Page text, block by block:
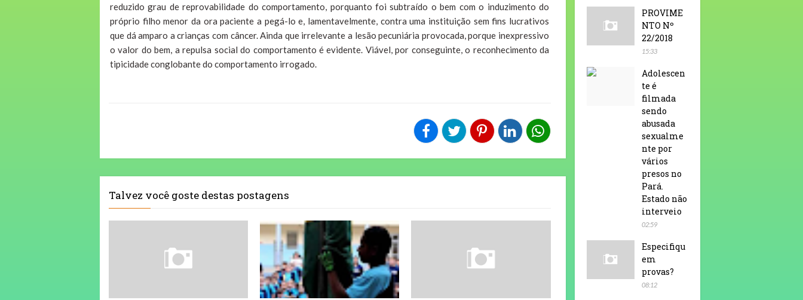
reduzido grau de reprovabilidade do comportamento, porquanto foi subtraído o bem com o induzimento do
próprio filho menor da ora paciente a pegá-lo e, lamentavelmente, contra uma instituição sem fins lucrativos
que dá amparo a crianças com câncer. Ainda que irrelevante a lesão pecuniária provocada, porque inexpressivo
o valor do bem, a repulsa social do comportamento é evidente. Viável, por conseguinte, o reconhecimento da
tipicidade conglobante do comportamento irrogado.
Talvez você goste destas postagens
PROVIME
NTO Nº
22/2018
15:33
Adolescen
te é
filmada
sendo
abusada
sexualme
nte por
vários
presos no
Pará.
Estado não
interveio
02:59
Especifiqu
em
provas?
08:12